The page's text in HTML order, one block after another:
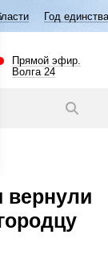
народов
Прямой эфир.
Волга 24
вернули